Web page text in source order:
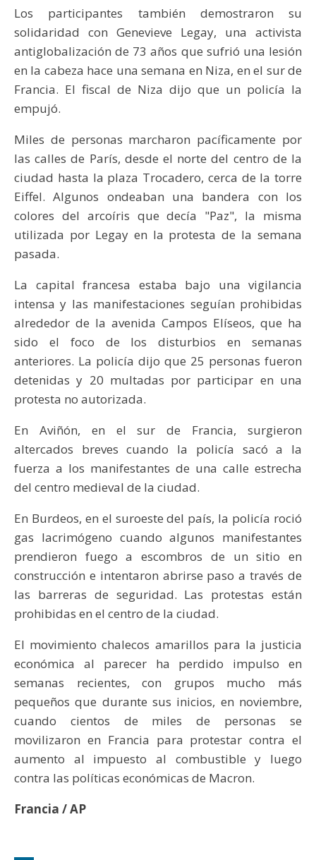
Los participantes también demostraron su
solidaridad con Genevieve Legay, una activista
antiglobalización de 73 años que sufrió una lesión
en la cabeza hace una semana en Niza, en el sur de
Francia. El fiscal de Niza dijo que un policía la
empujó.
Miles de personas marcharon pacíficamente por
las calles de París, desde el norte del centro de la
ciudad hasta la plaza Trocadero, cerca de la torre
Eiffel. Algunos ondeaban una bandera con los
colores del arcoíris que decía "Paz", la misma
utilizada por Legay en la protesta de la semana
pasada.
La capital francesa estaba bajo una vigilancia
intensa y las manifestaciones seguían prohibidas
alrededor de la avenida Campos Elíseos, que ha
sido el foco de los disturbios en semanas
anteriores. La policía dijo que 25 personas fueron
detenidas y 20 multadas por participar en una
protesta no autorizada.
En Aviñón, en el sur de Francia, surgieron
altercados breves cuando la policía sacó a la
fuerza a los manifestantes de una calle estrecha
del centro medieval de la ciudad.
En Burdeos, en el suroeste del país, la policía roció
gas lacrimógeno cuando algunos manifestantes
prendieron fuego a escombros de un sitio en
construcción e intentaron abrirse paso a través de
las barreras de seguridad. Las protestas están
prohibidas en el centro de la ciudad.
El movimiento chalecos amarillos para la justicia
económica al parecer ha perdido impulso en
semanas recientes, con grupos mucho más
pequeños que durante sus inicios, en noviembre,
cuando cientos de miles de personas se
movilizaron en Francia para protestar contra el
aumento al impuesto al combustible y luego
contra las políticas económicas de Macron.
Francia / AP